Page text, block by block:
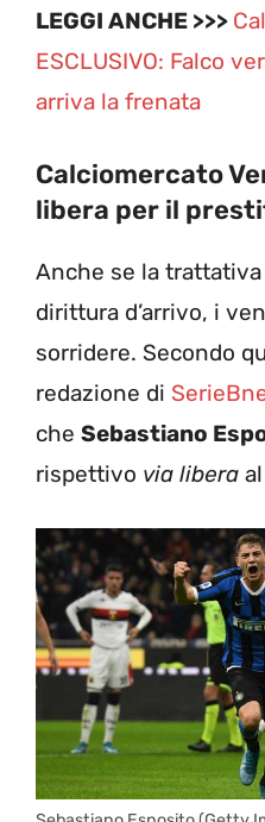
LEGGI ANCHE >>>
ESCLUSIVO: Falco
arriva la frenata
Calciomercato
libera per il
Anche se la
dirittura d’arrivo, i
sorridere. Secondo
redazione di
che Sebastiano
rispettivo via libera